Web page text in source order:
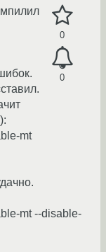
0
0
mt
mt --disable-